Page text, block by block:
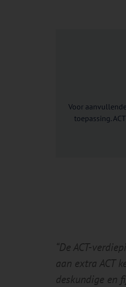
Voor
toepassing.
“De ACT-
aan extra ACT
deskundige en